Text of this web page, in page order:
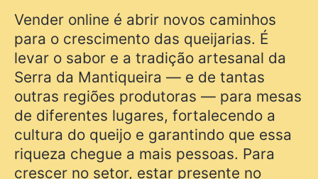
Vender online é abrir novos caminhos
para o crescimento das queijarias. É
levar o sabor e a tradição artesanal da
Serra da Mantiqueira — e de tantas
outras regiões produtoras — para mesas
de diferentes lugares, fortalecendo a
cultura do queijo e garantindo que essa
riqueza chegue a mais pessoas. Para
crescer no setor, estar presente no